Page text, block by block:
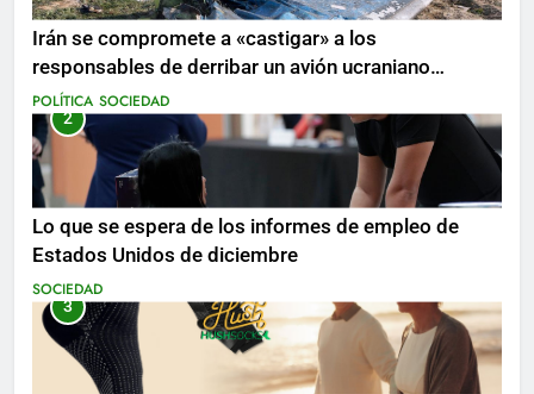
Irán se compromete a «castigar» a los
responsables de derribar un avión ucraniano
mientras se realizan arrestos
POLÍTICA SOCIEDAD
2
Lo que se espera de los informes de empleo de
Estados Unidos de diciembre
SOCIEDAD
3